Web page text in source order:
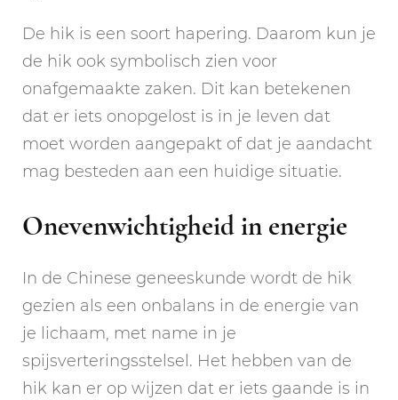
De hik is een soort hapering. Daarom kun je
de hik ook symbolisch zien voor
onafgemaakte zaken. Dit kan betekenen
dat er iets onopgelost is in je leven dat
moet worden aangepakt of dat je aandacht
mag besteden aan een huidige situatie.
Onevenwichtigheid in energie
In de Chinese geneeskunde wordt de hik
gezien als een onbalans in de energie van
je lichaam, met name in je
spijsverteringsstelsel. Het hebben van de
hik kan er op wijzen dat er iets gaande is in